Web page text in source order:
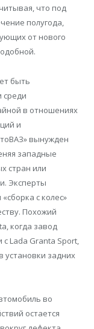
что под
полугода,
от нового
быть
среди
в отношениях
и
вынужден
западные
стран или
Эксперты
с колес»
Похожий
когда завод
Lada Granta Sport,
установки задних
во
остается